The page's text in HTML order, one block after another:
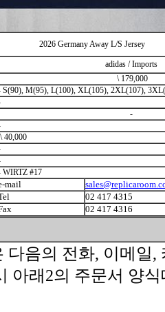
2026 Germany Away L/S Jersey
adidas / Imports
\179,000
S(90), M(95), L(100), XL(105), 2XL(107),
-
\40,000
WIRTZ #17
mail
02 417 4315
02 417 4316
다음의 전화, 이메일
아래2의 주문서 양